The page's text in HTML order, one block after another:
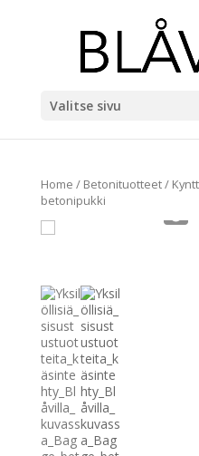
Valitse sivu
Home / Betonituotteet/
betonipukki